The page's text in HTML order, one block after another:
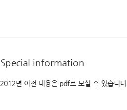
Special information
2012년 이전 내용은 pdf로 보실 수 있습니다.